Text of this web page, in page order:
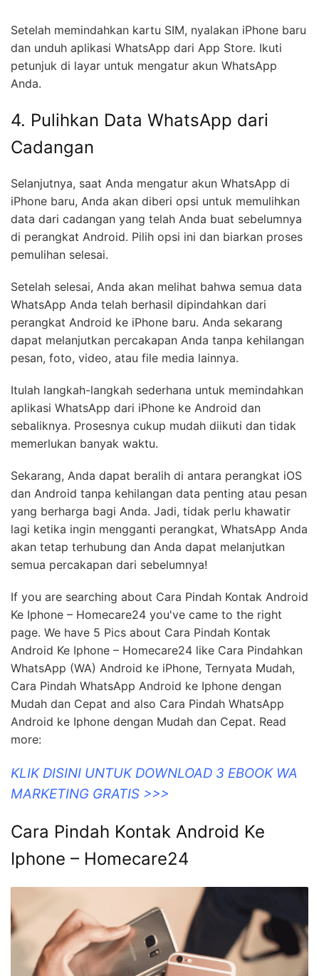
Setelah memindahkan kartu SIM, nyalakan iPhone baru
dan unduh aplikasi WhatsApp dari App Store. Ikuti
petunjuk di layar untuk mengatur akun WhatsApp
Anda.
4. Pulihkan Data WhatsApp dari
Cadangan
Selanjutnya, saat Anda mengatur akun WhatsApp di
iPhone baru, Anda akan diberi opsi untuk memulihkan
data dari cadangan yang telah Anda buat sebelumnya
di perangkat Android. Pilih opsi ini dan biarkan proses
pemulihan selesai.
Setelah selesai, Anda akan melihat bahwa semua data
WhatsApp Anda telah berhasil dipindahkan dari
perangkat Android ke iPhone baru. Anda sekarang
dapat melanjutkan percakapan Anda tanpa kehilangan
pesan, foto, video, atau file media lainnya.
Itulah langkah-langkah sederhana untuk memindahkan
aplikasi WhatsApp dari iPhone ke Android dan
sebaliknya. Prosesnya cukup mudah diikuti dan tidak
memerlukan banyak waktu.
Sekarang, Anda dapat beralih di antara perangkat iOS
dan Android tanpa kehilangan data penting atau pesan
yang berharga bagi Anda. Jadi, tidak perlu khawatir
lagi ketika ingin mengganti perangkat, WhatsApp Anda
akan tetap terhubung dan Anda dapat melanjutkan
semua percakapan dari sebelumnya!
If you are searching about Cara Pindah Kontak Android
Ke Iphone – Homecare24 you've came to the right
page. We have 5 Pics about Cara Pindah Kontak
Android Ke Iphone – Homecare24 like Cara Pindahkan
WhatsApp (WA) Android ke iPhone, Ternyata Mudah,
Cara Pindah WhatsApp Android ke Iphone dengan
Mudah dan Cepat and also Cara Pindah WhatsApp
Android ke Iphone dengan Mudah dan Cepat. Read
more:
KLIK DISINI UNTUK DOWNLOAD 3 EBOOK WA
MARKETING GRATIS >>>
Cara Pindah Kontak Android Ke
Iphone – Homecare24